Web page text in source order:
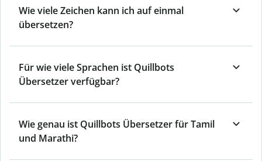
Wie viele Zeichen kann ich auf einmal
übersetzen?
Für wie viele Sprachen ist Quillbots
Übersetzer verfügbar?
Wie genau ist Quillbots Übersetzer für Tamil
und Marathi?